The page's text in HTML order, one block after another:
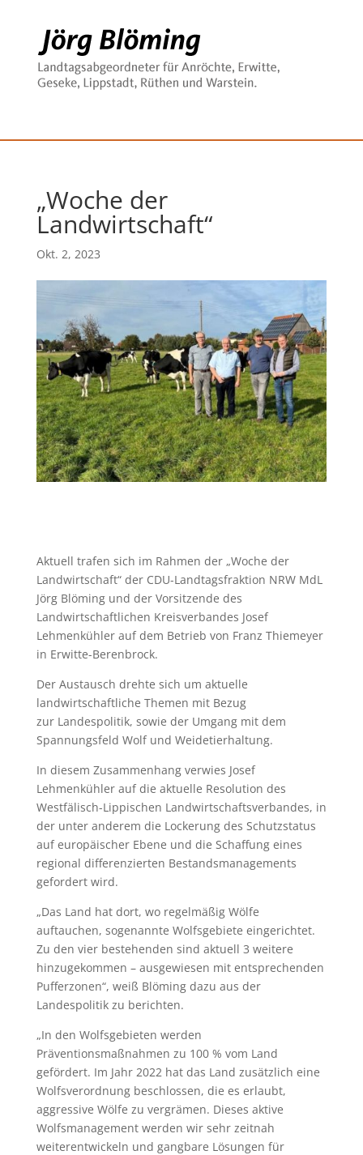
„Woche der
Landwirtschaft“
Okt. 2, 2023
Aktuell trafen sich im Rahmen der „Woche der
Landwirtschaft“ der CDU-Landtagsfraktion NRW MdL
Jörg Blöming und der Vorsitzende des
Landwirtschaftlichen Kreisverbandes Josef
Lehmenkühler auf dem Betrieb von Franz Thiemeyer
in Erwitte-Berenbrock.
Der Austausch drehte sich um aktuelle
landwirtschaftliche Themen mit Bezug
zur Landespolitik, sowie der Umgang mit dem
Spannungsfeld Wolf und Weidetierhaltung.
In diesem Zusammenhang verwies Josef
Lehmenkühler auf die aktuelle Resolution des
Westfälisch-Lippischen Landwirtschaftsverbandes, in
der unter anderem die Lockerung des Schutzstatus
auf europäischer Ebene und die Schaffung eines
regional differenzierten Bestandsmanagements
gefordert wird.
„Das Land hat dort, wo regelmäßig Wölfe
auftauchen, sogenannte Wolfsgebiete eingerichtet.
Zu den vier bestehenden sind aktuell 3 weitere
hinzugekommen – ausgewiesen mit entsprechenden
Pufferzonen“, weiß Blöming dazu aus der
Landespolitik zu berichten.
„In den Wolfsgebieten werden
Präventionsmaßnahmen zu 100 % vom Land
gefördert. Im Jahr 2022 hat das Land zusätzlich eine
Wolfsverordnung beschlossen, die es erlaubt,
aggressive Wölfe zu vergrämen. Dieses aktive
Wolfsmanagement werden wir sehr zeitnah
weiterentwickeln und gangbare Lösungen für